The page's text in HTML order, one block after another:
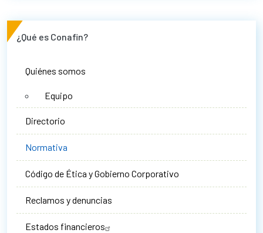
¿Qué es Conafin?
Quiénes somos
Equipo
Directorio
Normativa
Código de Ética y Gobierno Corporativo
Reclamos y denuncias
Estados financieros